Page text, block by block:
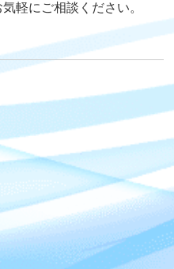
軽にご相談ください。